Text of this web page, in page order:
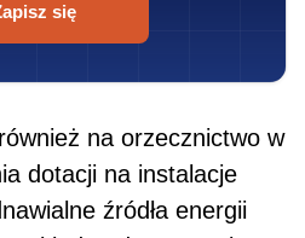
się
na orzecznictwo w
dotacji na instalacje
źródła energii